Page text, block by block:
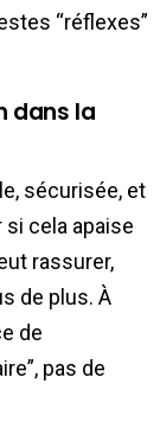
“réflexes”
dans la
sécurisée, et
cela apaise
rassurer,
de plus. À
de
pas de